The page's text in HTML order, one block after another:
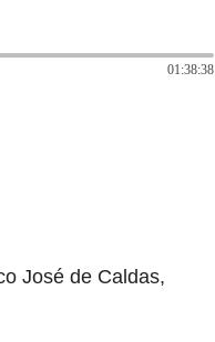
01:38:38
José de Caldas,